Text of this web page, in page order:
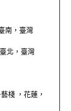
南，臺灣
北，臺灣
棧 ，花蓮，